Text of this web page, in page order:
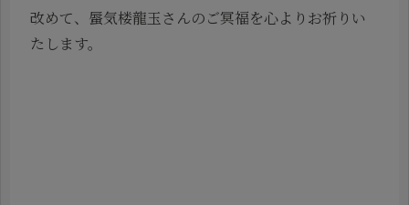
改めて、蜃気楼龍玉さんのご冥福を心よりお祈りい
たします。